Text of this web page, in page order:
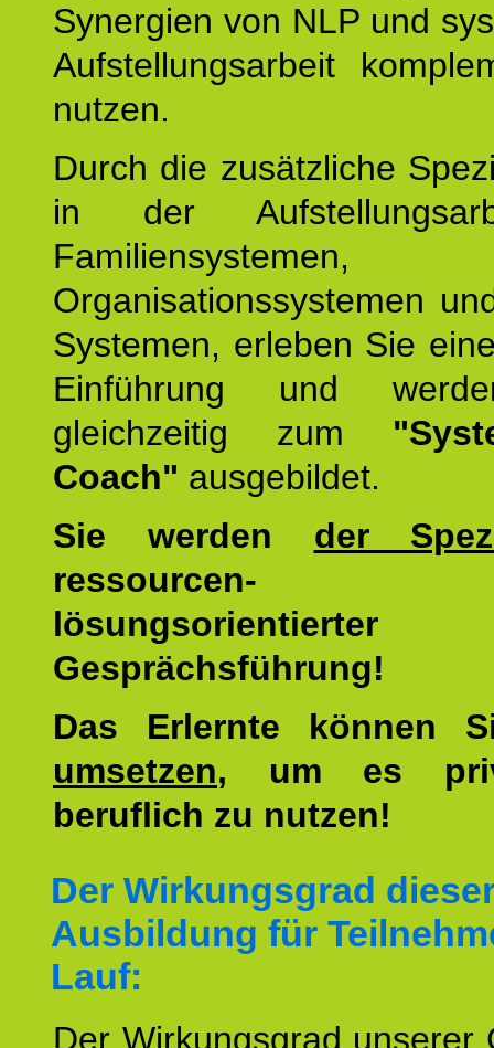
Synergien von NLP und
Aufstellungsarbeit
nutzen.
Durch die zusätzliche
in der
Familiensystemen,
Organisationssystemen
Systemen, erleben Sie
Einführung und
gleichzeitig zum
Coach" ausgebildet.
Sie werden der
lösungsorientierter
Gesprächsführung!
Das Erlernte können
umsetzen, um es
beruflich zu nutzen!
Der Wirkungsgrad
Ausbildung für
Lauf:
Der Wirkungsgrad unserer